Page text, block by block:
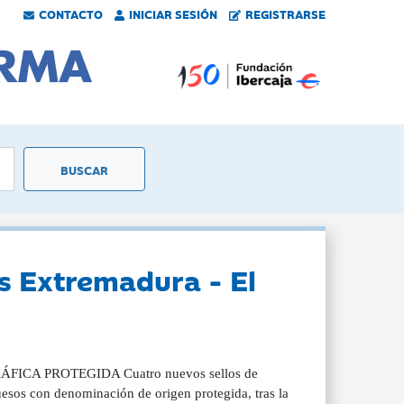
CONTACTO INICIAR SESIÓN REGISTRARSE
Extremadura - El
PROTEGIDA Cuatro nuevos sellos de
con denominación de origen protegida, tras la